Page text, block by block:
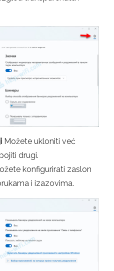
Možete ukloniti već
drugi.
konfigurirati zaslon
i izazovima.